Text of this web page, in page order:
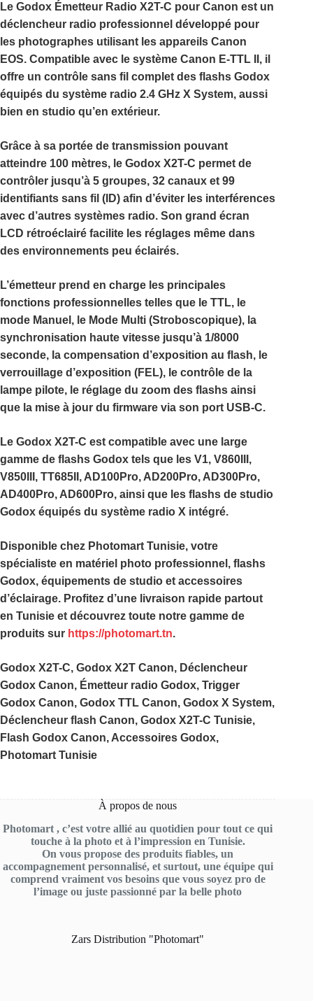
Le Godox Émetteur Radio X2T-C pour Canon est un
déclencheur radio professionnel développé pour
les photographes utilisant les appareils Canon
EOS. Compatible avec le système Canon E-TTL II , il
offre un contrôle sans fil complet des flashs Godox
équipés du système radio 2.4 GHz X System, aussi
bien en studio qu’en extérieur.
Grâce à sa portée de transmission pouvant
atteindre 100 mètres, le Godox X2T-C permet de
contrôler jusqu’à 5 groupes, 32 canaux et 99
identifiants sans fil (ID) afin d’éviter les interférences
avec d’autres systèmes radio. Son grand écran
LCD rétroéclairé facilite les réglages même dans
des environnements peu éclairés.
L’émetteur prend en charge les principales
fonctions professionnelles telles que le TTL, le
mode Manuel , le Mode Multi (Stroboscopique), la
synchronisation haute vitesse jusqu’à 1/8000
seconde, la compensation d’exposition au flash, le
verrouillage d’exposition (FEL), le contrôle de la
lampe pilote, le réglage du zoom des flashs ainsi
que la mise à jour du firmware via son port USB-C.
Le Godox X2T-C est compatible avec une large
gamme de flashs Godox tels que les V1, V860III ,
V850III , TT685II , AD100Pro, AD200Pro, AD300Pro,
AD400Pro, AD600Pro, ainsi que les flashs de studio
Godox équipés du système radio X intégré.
Disponible chez Photomart Tunisie, votre
spécialiste en matériel photo professionnel, flashs
Godox, équipements de studio et accessoires
d’éclairage. Profitez d’une livraison rapide partout
en Tunisie et découvrez toute notre gamme de
produits sur https://photomart.tn.
Godox X2T-C, Godox X2T Canon, Déclencheur
Godox Canon, Émetteur radio Godox, Trigger
Godox Canon, Godox TTL Canon, Godox X System,
Déclencheur flash Canon, Godox X2T-C Tunisie,
Flash Godox Canon, Accessoires Godox,
Photomart Tunisie
À propos de nous
Photomart , c’est votre allié au quotidien pour tout ce qui
touche à la photo et à l’impression en Tunisie.
On vous propose des produits fiables, un
accompagnement personnalisé, et surtout, une équipe qui
comprend vraiment vos besoins que vous soyez pro de
l’image ou juste passionné par la belle photo
Zars Distribution "Photomart"